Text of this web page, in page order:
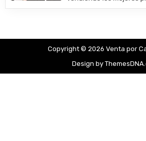
Copyright © 2026 Venta por
Design by